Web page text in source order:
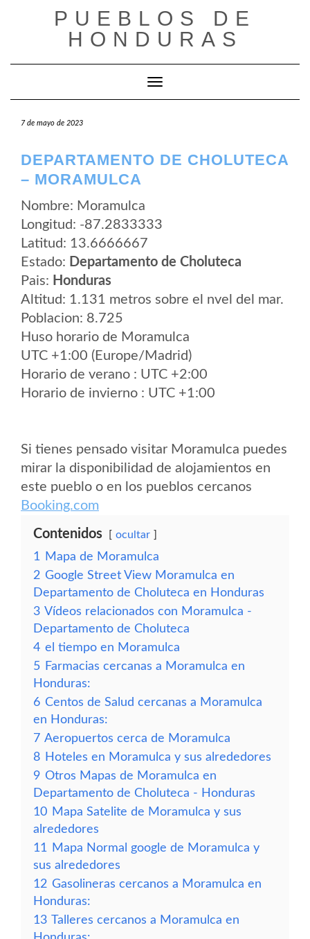
PUEBLOS DE
HONDURAS
Cambiar modo de navegación
7 de mayo de 2023
DEPARTAMENTO DE CHOLUTECA
– MORAMULCA
Nombre: Moramulca
Longitud: -87.2833333
Latitud: 13.6666667
Estado: Departamento de Choluteca
Pais: Honduras
Altitud: 1.131 metros sobre el nvel del mar.
Poblacion: 8.725
Huso horario de Moramulca
UTC +1:00 (Europe/Madrid)
Horario de verano : UTC +2:00
Horario de invierno : UTC +1:00
Si tienes pensado visitar Moramulca puedes
mirar la disponibilidad de alojamientos en
este pueblo o en los pueblos cercanos
Booking.com
Contenidos ocultar
1
Mapa de Moramulca
2 Google Street View Moramulca en
Departamento de Choluteca en Honduras
3 Vídeos relacionados con Moramulca -
Departamento de Choluteca
4 el tiempo en Moramulca
5 Farmacias cercanas a Moramulca en
Honduras:
6 Centos de Salud cercanas a Moramulca
en Honduras:
7 Aeropuertos cerca de Moramulca
8 Hoteles en Moramulca y sus alrededores
9 Otros Mapas de Moramulca en
Departamento de Choluteca - Honduras
10 Mapa Satelite de Moramulca y sus
alrededores
11
Mapa Normal google de Moramulca y
sus alrededores
12 Gasolineras cercanos a Moramulca en
Honduras:
13 Talleres cercanos a Moramulca en